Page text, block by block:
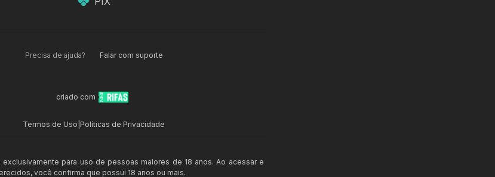
Precisa de ajuda? Falar com suporte
criado com
Termos de Uso Políticas de Privacidade
para uso de pessoas maiores de 18 anos. Ao acessar e
você confirma que possui 18 anos ou mais.